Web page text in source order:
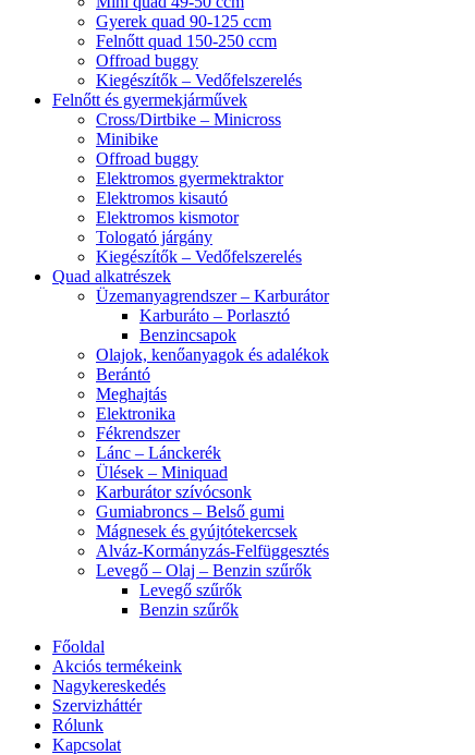
Gyerek quad 90-125 ccm
Felnőtt quad 150-250 ccm
Offroad buggy
Kiegészítők – Vedőfelszerelés
Felnőtt és gyermekjárművek
Cross/Dirtbike – Minicross
Minibike
Offroad buggy
Elektromos gyermektraktor
Elektromos kisautó
Elektromos kismotor
Tologató járgány
Kiegészítők – Vedőfelszerelés
Quad alkatrészek
Üzemanyagrendszer – Karburátor
Karburáto – Porlasztó
Benzincsapok
Olajok, kenőanyagok és adalékok
Berántó
Meghajtás
Elektronika
Fékrendszer
Lánc – Lánckerék
Ülések – Miniquad
Karburátor szívócsonk
Gumiabroncs – Belső gumi
Mágnesek és gyújtótekercsek
Alváz-Kormányzás-Felfüggesztés
Levegő – Olaj – Benzin szűrők
Levegő szűrők
Benzin szűrők
Főoldal
Akciós termékeink
Nagykereskedés
Szervizháttér
Rólunk
Kapcsolat